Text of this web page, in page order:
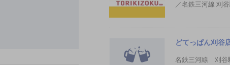
／名鉄三河線 刈
どてっぱん刈谷
名鉄三河線 刈谷